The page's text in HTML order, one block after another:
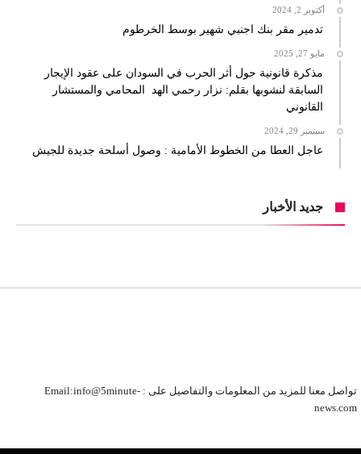
أكتوبر 2, 2024
تدمير مقر بنك اجنبي شهير بوسط الخرطوم
مايو 27, 2025
مذكرة قانونية حول أثر الحرب في السودان على عقود الإيجار
السابقة لنشوبها بقلم: نزار رحمي الهد المحامي والمستشار
القانوني
سبتمبر 29, 2024
عاجل العطا من الخطوط الأمامية : وصول أسلحة جديدة للجيش
جديد الأخبار
تواصل معنا للمزيد من المعلومات والتفاصيل على : Email:info@5minute-
news.com